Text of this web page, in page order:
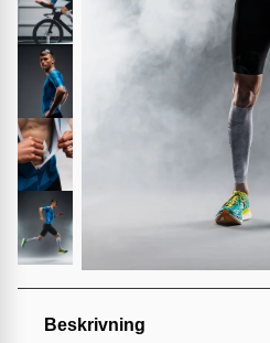
Beskrivning